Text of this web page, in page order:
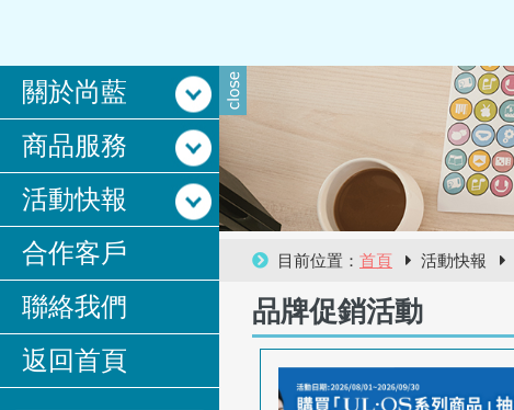
關於尚藍
商品服務
活動快報
合作客戶
聯絡我們
返回首頁
目前位置： 首頁 活動快報
品牌促銷活動